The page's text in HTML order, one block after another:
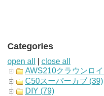
Categories
open all
close all
AWS210クラウンロ
C50スーパーカブ (39)
DIY (79)